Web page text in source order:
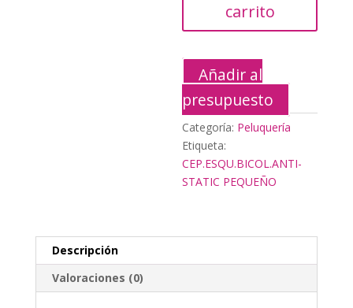
carrito
Añadir al
presupuesto
Categoría: Peluquería
Etiqueta:
CEP.ESQU.BICOL.ANTI-
STATIC PEQUEÑO
Descripción
Valoraciones (0)